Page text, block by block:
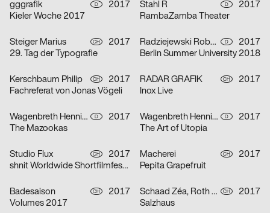
gggrafik D
2017
Kieler Woche 2017
Stahl R D
2017
RambaZamba Theater
Steiger Marius CH
2017
29. Tag der Typografie
Radziejewski Robert D
2017
Berlin Summer University 2018
Kerschbaum Philip CH
2017
Fachreferat von Jonas Vögeli
RADAR GRAFIK CH
2017
Inox Live
Wagenbreth Henning D
2017
The Mazookas
Wagenbreth Henning D
2017
The Art of Utopia
Studio Flux CH
2017
shnit Worldwide Shortfilmfestival
Macherei CH
2017
Pepita Grapefruit
Badesaison CH
2017
Volumes 2017
Schaad Zéa, Roth Joël CH
2017
Salzhaus